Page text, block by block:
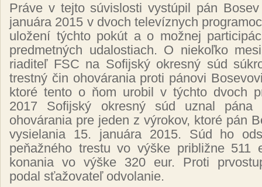
Práve v tejto súvislosti vystúpil pán
januára 2015 v dvoch televíznych
uložení týchto pokút a o možnej
predmetných udalostiach. O niekoľko
riaditeľ FSC na Sofijský okresný súd
trestný čin ohovárania proti pánovi
ktoré tento o ňom urobil v týchto dvoch
2017 Sofijský okresný súd uznal pána
ohovárania pre jeden z výrokov, ktoré pán
vysielania 15. januára 2015. Súd ho
peňažného trestu vo výške približne 511
konania vo výške 320 eur. Proti
podal sťažovateľ odvolanie.